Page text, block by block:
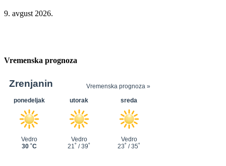
9. avgust 2026.
Vremenska prognoza